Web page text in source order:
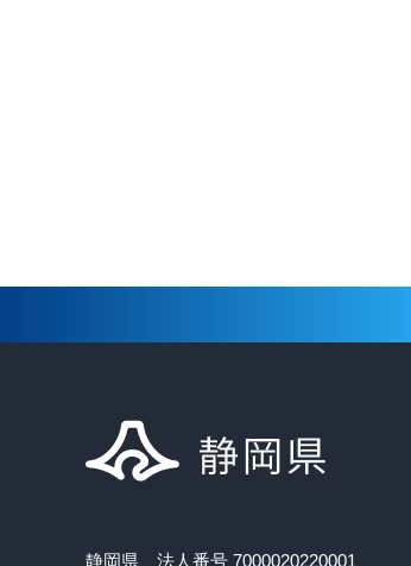
静岡県 法人番号 7000020220001